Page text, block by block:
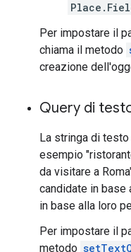
Per impostare il
chiama il metodo
creazione
Query di
La stringa di
esempio
da visitare a
candidate in base
in base alla loro
Per impostare il
metodo